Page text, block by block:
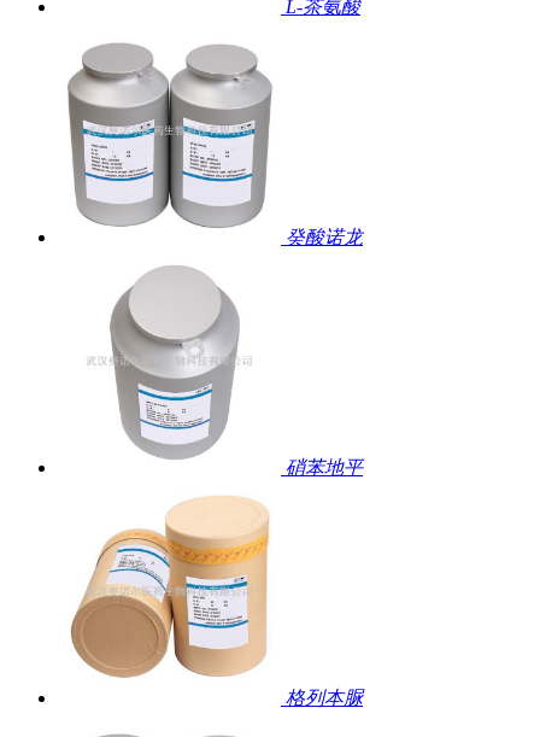
L-茶氨酸
癸酸诺龙
硝苯地平
格列本脲